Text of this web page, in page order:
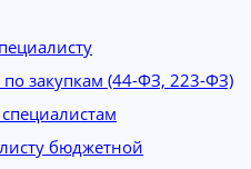
по закупкам (44-ФЗ, 223-ФЗ)
бюджетной